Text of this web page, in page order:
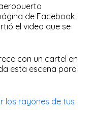
de Facebook
el video que se
con un cartel en
esta escena para
los rayones de tus